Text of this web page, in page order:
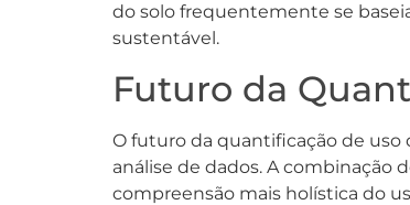
do solo frequentemente se
sustentável.
Futuro da
O futuro da quantificação de uso
análise de dados. A combinação
compreensão mais holística do